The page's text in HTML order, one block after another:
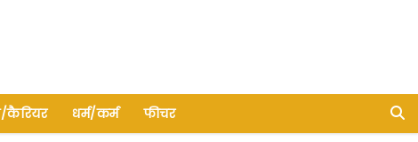
कैरियर धर्म/कर्म फीचर